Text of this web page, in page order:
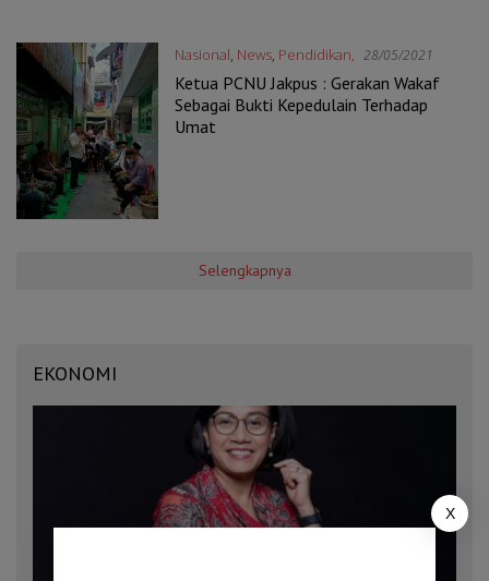
Nasional, News, Pendidikan, 28/05/2021
Ketua PCNU Jakpus : Gerakan Wakaf
Sebagai Bukti Kepedulain Terhadap
Umat
Selengkapnya
EKONOMI
X